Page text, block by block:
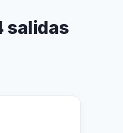
salidas